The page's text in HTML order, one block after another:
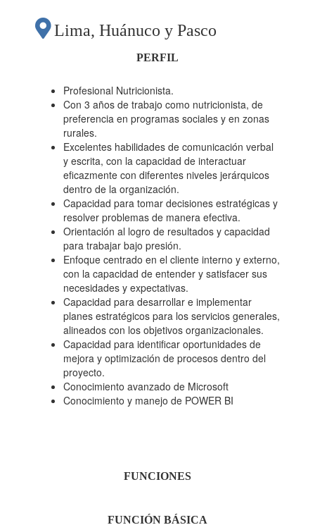
Lima, Huánuco y Pasco
PERFIL
Profesional Nutricionista.
Con 3 años de trabajo como nutricionista, de
preferencia en programas sociales y en zonas
rurales.
Excelentes habilidades de comunicación verbal
y escrita, con la capacidad de interactuar
eficazmente con diferentes niveles jerárquicos
dentro de la organización.
Capacidad para tomar decisiones estratégicas y
resolver problemas de manera efectiva.
Orientación al logro de resultados y capacidad
para trabajar bajo presión.
Enfoque centrado en el cliente interno y externo,
con la capacidad de entender y satisfacer sus
necesidades y expectativas.
Capacidad para desarrollar e implementar
planes estratégicos para los servicios generales,
alineados con los objetivos organizacionales.
Capacidad para identificar oportunidades de
mejora y optimización de procesos dentro del
proyecto.
Conocimiento avanzado de Microsoft
Conocimiento y manejo de POWER BI
FUNCIONES
FUNCIÓN BÁSICA